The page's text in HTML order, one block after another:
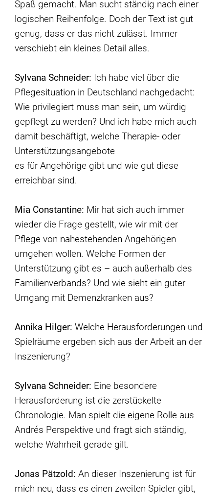
Spaß gemacht. Man sucht ständig nach einer
logischen Reihenfolge. Doch der Text ist gut
genug, dass er das nicht zulässt. Immer
verschiebt ein kleines Detail alles.
Sylvana Schneider: Ich habe viel über die
Pflegesituation in Deutschland nachgedacht:
Wie privilegiert muss man sein, um würdig
gepflegt zu werden? Und ich habe mich auch
damit beschäftigt, welche Therapie- oder
Unterstützungsangebote
es für Angehörige gibt und wie gut diese
erreichbar sind.
Mia Constantine: Mir hat sich auch immer
wieder die Frage gestellt, wie wir mit der
Pflege von nahestehenden Angehörigen
umgehen wollen. Welche Formen der
Unterstützung gibt es – auch außerhalb des
Familienverbands? Und wie sieht ein guter
Umgang mit Demenzkranken aus?
Annika Hilger: Welche Herausforderungen und
Spielräume ergeben sich aus der Arbeit an der
Inszenierung?
Sylvana Schneider: Eine besondere
Herausforderung ist die zerstückelte
Chronologie. Man spielt die eigene Rolle aus
Andrés Perspektive und fragt sich ständig,
welche Wahrheit gerade gilt.
Jonas Pätzold: An dieser Inszenierung ist für
mich neu, dass es einen zweiten Spieler gibt,